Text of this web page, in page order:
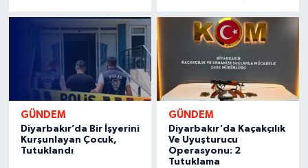
GÜNDEM
Diyarbakır’da Bir İşyerini
Kurşunlayan Çocuk,
Tutuklandı
GÜNDEM
Diyarbakır'da Kaçakçılık
Ve Uyuşturucu
Operasyonu: 2
Tutuklama